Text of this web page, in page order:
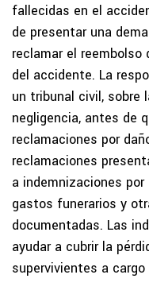
fallecidas en el
de presentar una
reclamar el
del accidente. La
un tribunal civil, sobre
negligencia, antes de
reclamaciones por
reclamaciones
a indemnizaciones
gastos funerarios y
documentadas. Las
ayudar a cubrir la
supervivientes a